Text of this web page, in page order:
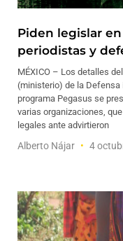
Piden legislar
periodistas y
MÉXICO – Los detalles
(ministerio) de la Defensa
programa Pegasus se
varias organizaciones,
legales ante advirtieron
Alberto Nájar 4